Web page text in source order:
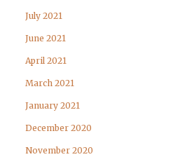
July 2021
June 2021
April 2021
March 2021
January 2021
December 2020
November 2020